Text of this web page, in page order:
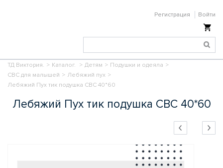
Регистрация Войти
ТД Виктория. > Каталог. > Детям > Подушки и одеяла >
СВС для малышей > Лебяжий пух >
Лебяжий Пух тик подушка СВС 40*60
Лебяжий Пух тик подушка СВС 40*60